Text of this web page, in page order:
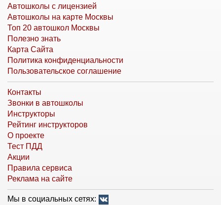
Автошколы с лицензией
Автошколы на карте Москвы
Топ 20 автошкол Москвы
Полезно знать
Карта Сайта
Политика конфиденциальности
Пользовательское соглашение
Контакты
Звонки в автошколы
Инструкторы
Рейтинг инструкторов
О проекте
Тест ПДД
Акции
Правила сервиса
Реклама на сайте
Мы в социальных сетях: